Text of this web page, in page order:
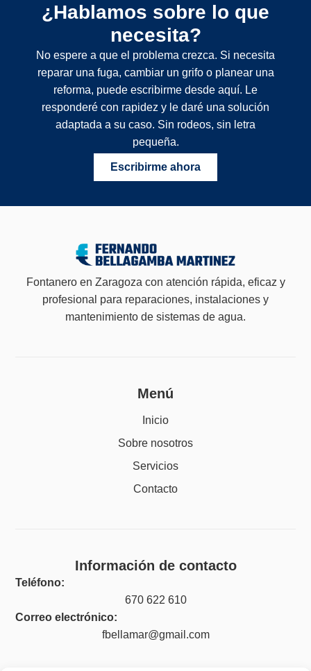
¿Hablamos sobre lo que
necesita?
No espere a que el problema crezca. Si necesita
reparar una fuga, cambiar un grifo o planear una
reforma, puede escribirme desde aquí. Le
responderé con rapidez y le daré una solución
adaptada a su caso. Sin rodeos, sin letra
pequeña.
Escribirme ahora
Fontanero en Zaragoza con atención rápida, eficaz y
profesional para reparaciones, instalaciones y
mantenimiento de sistemas de agua.
Menú
Inicio
Sobre nosotros
Servicios
Contacto
Información de contacto
Teléfono:
670 622 610
Correo electrónico:
fbellamar@gmail.com